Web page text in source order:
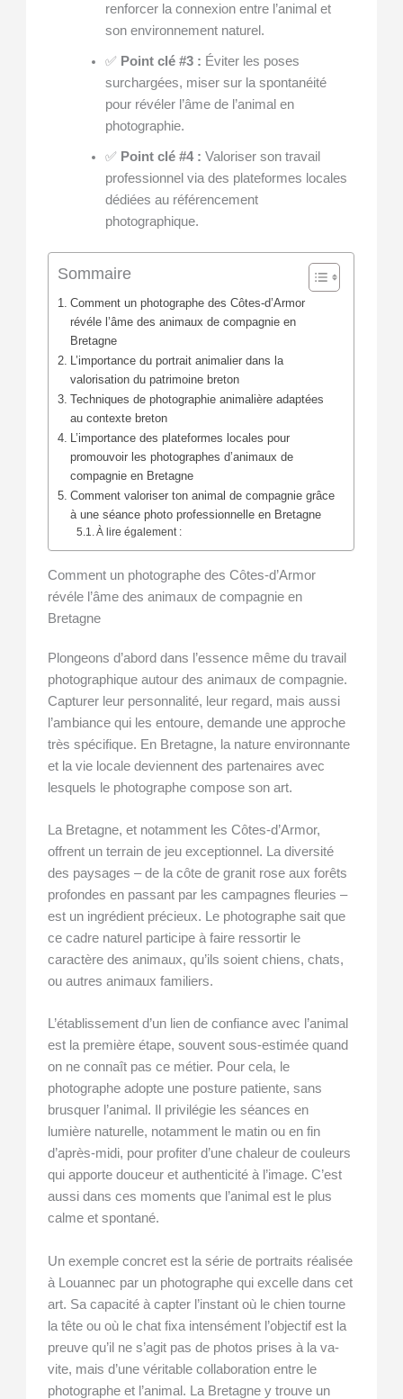
renforcer la connexion entre l’animal et
son environnement naturel.
✅ Point clé #3 : Éviter les poses
surchargées, miser sur la spontanéité
pour révéler l’âme de l’animal en
photographie.
✅ Point clé #4 : Valoriser son travail
professionnel via des plateformes locales
dédiées au référencement
photographique.
Sommaire
Comment un photographe des Côtes-d’Armor
révéle l’âme des animaux de compagnie en
Bretagne
L’importance du portrait animalier dans la
valorisation du patrimoine breton
Techniques de photographie animalière adaptées
au contexte breton
L’importance des plateformes locales pour
promouvoir les photographes d’animaux de
compagnie en Bretagne
Comment valoriser ton animal de compagnie grâce
à une séance photo professionnelle en Bretagne
À lire également :
Comment un photographe des Côtes-d’Armor
révéle l’âme des animaux de compagnie en
Bretagne
Plongeons d’abord dans l’essence même du travail
photographique autour des animaux de compagnie.
Capturer leur personnalité, leur regard, mais aussi
l’ambiance qui les entoure, demande une approche
très spécifique. En Bretagne, la nature environnante
et la vie locale deviennent des partenaires avec
lesquels le photographe compose son art.
La Bretagne, et notamment les Côtes-d’Armor,
offrent un terrain de jeu exceptionnel. La diversité
des paysages – de la côte de granit rose aux forêts
profondes en passant par les campagnes fleuries –
est un ingrédient précieux. Le photographe sait que
ce cadre naturel participe à faire ressortir le
caractère des animaux, qu’ils soient chiens, chats,
ou autres animaux familiers.
L’établissement d’un lien de confiance avec l’animal
est la première étape, souvent sous-estimée quand
on ne connaît pas ce métier. Pour cela, le
photographe adopte une posture patiente, sans
brusquer l’animal. Il privilégie les séances en
lumière naturelle, notamment le matin ou en fin
d’après-midi, pour profiter d’une chaleur de couleurs
qui apporte douceur et authenticité à l’image. C’est
aussi dans ces moments que l’animal est le plus
calme et spontané.
Un exemple concret est la série de portraits réalisée
à Louannec par un photographe qui excelle dans cet
art. Sa capacité à capter l’instant où le chien tourne
la tête ou où le chat fixa intensément l’objectif est la
preuve qu’il ne s’agit pas de photos prises à la va-
vite, mais d’une véritable collaboration entre le
photographe et l’animal. La Bretagne y trouve un